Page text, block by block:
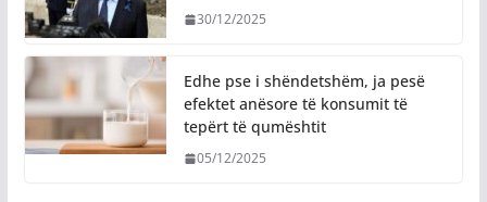
30/12/2025
Edhe pse i shëndetshëm, ja pesë
efektet anësore të konsumit të
tepërt të qumështit
05/12/2025